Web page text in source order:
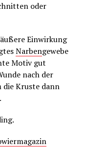
oder
Einwirkung
Narbengewebe
Motiv gut
nach der
die Kruste dann